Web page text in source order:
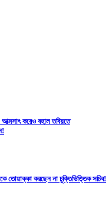
করেও বহাল তবিয়তে
তোয়াক্কা করছেন না চুক্তিভিত্তিক সচিব!